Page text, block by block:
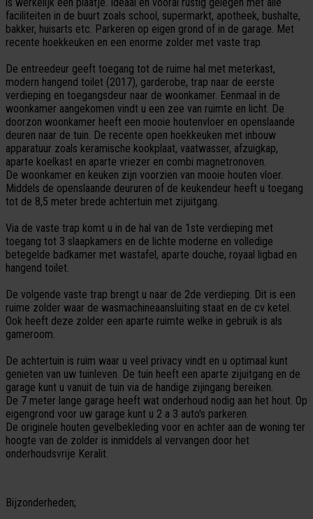
faciliteiten in de buurt zoals school, supermarkt, apotheek, bushalte,
bakker, huisarts etc. Parkeren op eigen grond of in de garage. Met
recente hoekkeuken en een enorme zolder met vaste trap.
De entreedeur geeft toegang tot de ruime hal met meterkast,
modern hangend toilet (2017), garderobe, trap naar de eerste
verdieping en toegangsdeur naar de woonkamer. Eenmaal in de
woonkamer aangekomen vindt u een zee van ruimte en licht. De
doorzon woonkamer heeft een mooie houtenvloer en openslaande
deuren naar de tuin. De recente open hoekkeuken met inbouw
apparatuur zoals keramische kookplaat, vaatwasser, afzuigkap,
aparte koelkast en aparte vriezer en combi magnetronoven.
De woonkamer en keuken zijn voorzien van mooie houten vloer.
Middels de openslaande deururen of de keukendeur heeft u toegang
tot de 8,5 meter brede achtertuin met zijuitgang.
Via de vaste trap komt u in de hal van de 1ste verdieping met
toegang tot 3 slaapkamers en de lichte moderne en volledige
betegelde badkamer met wastafel, aparte douche, royaal ligbad en
hangend toilet.
De volgende vaste trap brengt u naar de 2de verdieping. Dit is een
ruime zolder waar de wasmachineaansluiting staat en de cv ketel.
Ook heeft deze zolder een aparte ruimte welke in gebruik is als
gameroom.
De achtertuin is ruim waar u veel privacy vindt en u optimaal kunt
genieten van uw tuinleven. De tuin heeft een aparte zijuitgang en de
garage kunt u vanuit de tuin via de handige zijingang bereiken.
De 7 meter lange garage heeft wat onderhoud nodig aan het hout. Op
eigengrond voor uw garage kunt u 2 a 3 auto's parkeren.
De originele houten gevelbekleding voor en achter aan de woning ter
hoogte van de zolder is inmiddels al vervangen door het
onderhoudsvrije Keralit.
Bijzonderheden;